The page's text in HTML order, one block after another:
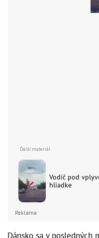
Vodič pod
hliadke
Reklama
Dánsko sa v posledných